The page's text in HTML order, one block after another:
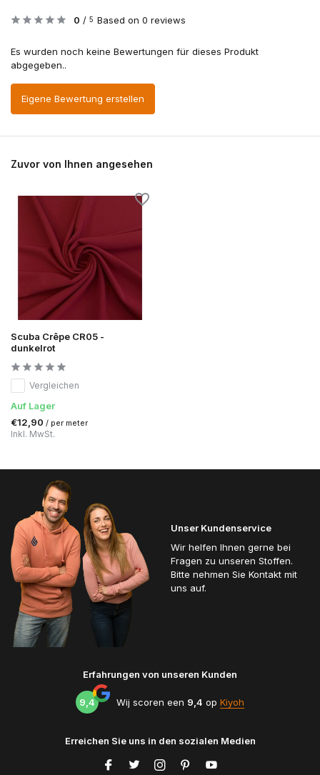
0 / 5 Based on 0 reviews
Es wurden noch keine Bewertungen für dieses Produkt
abgegeben..
Eigene Bewertung erstellen
Zuvor von Ihnen angesehen
Scuba Crêpe CR05 -
dunkelrot
Vergleichen
Auf Lager
€12,90 / per meter
Inkl. MwSt.
Unser Kundenservice
Wir helfen Ihnen gerne bei
Fragen zu unseren Stoffen.
Bitte nehmen Sie Kontakt mit
uns auf.
Erfahrungen von unseren Kunden
9,4 Wij scoren een 9,4 op Kiyoh
Erreichen Sie uns in den sozialen Medien